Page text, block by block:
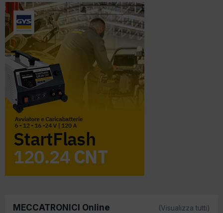
MECCATRONICI Online (Visualizza tutti)